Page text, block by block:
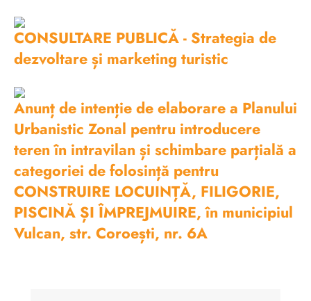
CONSULTARE PUBLICĂ - Strategia de
dezvoltare și marketing turistic
Anunț de intenție de elaborare a Planului
Urbanistic Zonal pentru introducere
teren în intravilan și schimbare parțială a
categoriei de folosință pentru
CONSTRUIRE LOCUINȚĂ, FILIGORIE,
PISCINĂ ȘI ÎMPREJMUIRE, în municipiul
Vulcan, str. Coroești, nr. 6A